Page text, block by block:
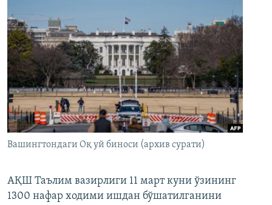
Вашингтондаги Оқ уй биноси (архив сурати)
АҚШ Таълим вазирлиги 11 март куни ўзининг
1300 нафар ходими ишдан бўшатилганини